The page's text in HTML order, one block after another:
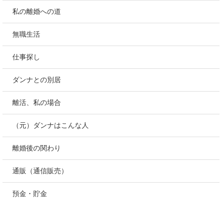
私の離婚への道
無職生活
仕事探し
ダンナとの別居
離活、私の場合
（元）ダンナはこんな人
離婚後の関わり
通販（通信販売）
預金・貯金